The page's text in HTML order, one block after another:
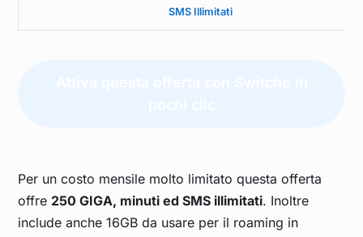
SMS Illimitati
Per un costo mensile molto limitato questa offerta
offre 250 GIGA, minuti ed SMS illimitati. Inoltre
include anche 16GB da usare per il roaming in